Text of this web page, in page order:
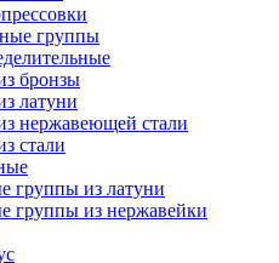
группы
бронзы
латуни
нержавеющей стали
стали
группы из латуни
группы из нержавейки